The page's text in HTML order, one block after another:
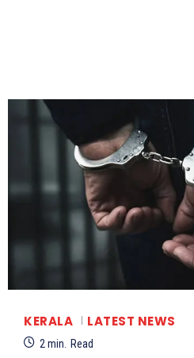
KERALA LATEST NEWS
2min. Read